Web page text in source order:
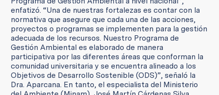
enfatizó. “Una de nuestras fortalezas es contar con la
normativa que asegure que cada una de las acciones,
proyectos o programas se implementen para la gestión
adecuada de los recursos. Nuestro Programa de
Gestión Ambiental es elaborado de manera
participativa por las diferentes áreas que conforman la
comunidad universitaria y se encuentra alineado a los
Objetivos de Desarrollo Sostenible (ODS)”, señaló la
Dra. Aparcana. En tanto, el especialista del Ministerio